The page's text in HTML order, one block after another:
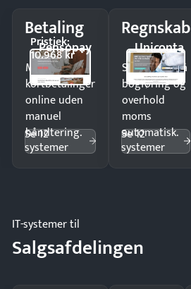
Betaling
Pensopay
Pristjek:
10.968 kr
Modtag
kortbetalinger
online uden
manuel
håndtering.
Se 12
systemer
Regnskab
Uniconta
Spar timer på
bogføring og
overhold
moms
automatisk.
Se 12
systemer
IT-systemer til
Salgsafdelingen